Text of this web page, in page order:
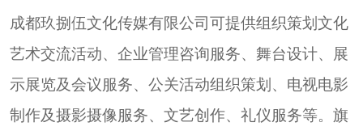
成都玖捌伍文化传媒有限公司可提供组织策划文化
艺术交流活动、企业管理咨询服务、舞台设计、展
示展览及会议服务、公关活动组织策划、电视电影
制作及摄影摄像服务、文艺创作、礼仪服务等。旗